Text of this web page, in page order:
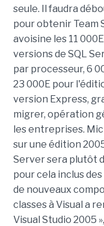
seule. Il faudra
pour obtenir Team
avoisine les 11
versions de SQL
par processeur, 6
23 000E pour
version Express,
migrer, opération
les entreprises.
sur une édition
Server sera plutôt
pour cela inclus
de nouveaux
classes à Visual a
Visual Studio 2005